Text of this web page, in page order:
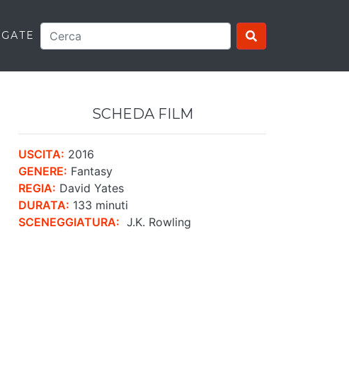
SCHEDA FILM
USCITA: 2016
GENERE: Fantasy
REGIA: David Yates
DURATA: 133 minuti
SCENEGGIATURA: J.K. Rowling